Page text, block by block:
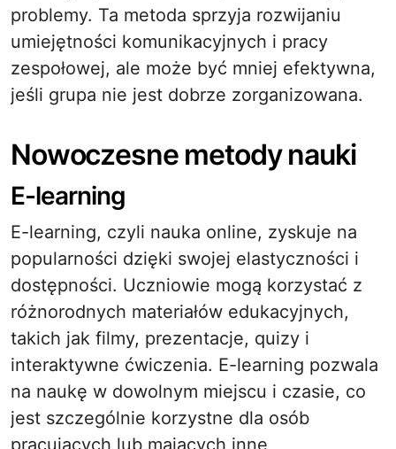
problemy. Ta metoda sprzyja rozwijaniu
umiejętności komunikacyjnych i pracy
zespołowej, ale może być mniej efektywna,
jeśli grupa nie jest dobrze zorganizowana.
Nowoczesne metody nauki
E-learning
E-learning, czyli nauka online, zyskuje na
popularności dzięki swojej elastyczności i
dostępności. Uczniowie mogą korzystać z
różnorodnych materiałów edukacyjnych,
takich jak filmy, prezentacje, quizy i
interaktywne ćwiczenia. E-learning pozwala
na naukę w dowolnym miejscu i czasie, co
jest szczególnie korzystne dla osób
pracujących lub mających inne